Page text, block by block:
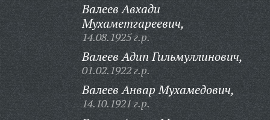
Валеев Авхади
Мухаметгареевич,
14.08.1925 г.р.
Валеев Адип Гильмуллинович,
01.02.1922 г.р.
Валеев Анвар Мухамедович,
14.10.1921 г.р.